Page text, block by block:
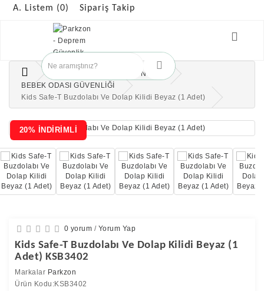
A. Listem (0) Sipariş Takip
ÇOCUK GÜVENLİK ÜRÜNLERİ
BEBEK ODASI GÜVENLİĞİ
Kids Safe-T Buzdolabı Ve Dolap Kilidi Beyaz (1 Adet)
20% İNDİRİMLİ
0 yorum / Yorum Yap
Kids Safe-T Buzdolabı Ve Dolap Kilidi Beyaz (1
Adet) KSB3402
Markalar Parkzon
Ürün Kodu:KSB3402